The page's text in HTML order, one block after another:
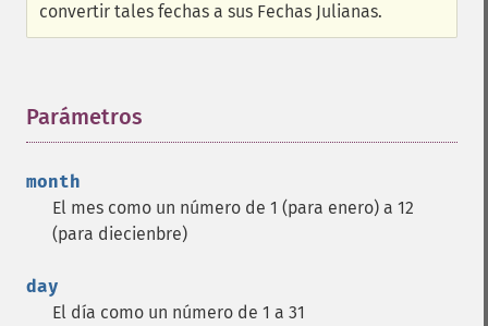
convertir tales fechas a sus Fechas Julianas.
Parámetros
month
El mes como un número de 1 (para enero) a 12
(para diecienbre)
day
El día como un número de 1 a 31